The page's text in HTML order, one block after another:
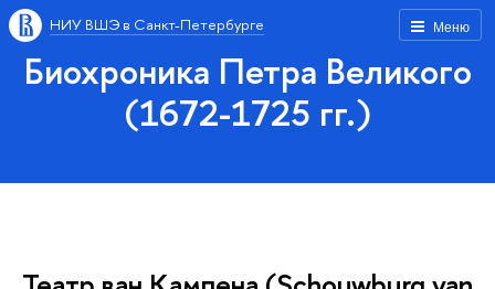
Меню
НИУ ВШЭ в Санкт-Петербурге
Биохроника Петра Великого
(1672-1725 гг.)